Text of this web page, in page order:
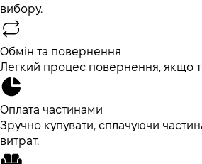
вибору.
Обмін та повернення
Оплата частинами
Зручно купувати, сплачуючи
витрат.